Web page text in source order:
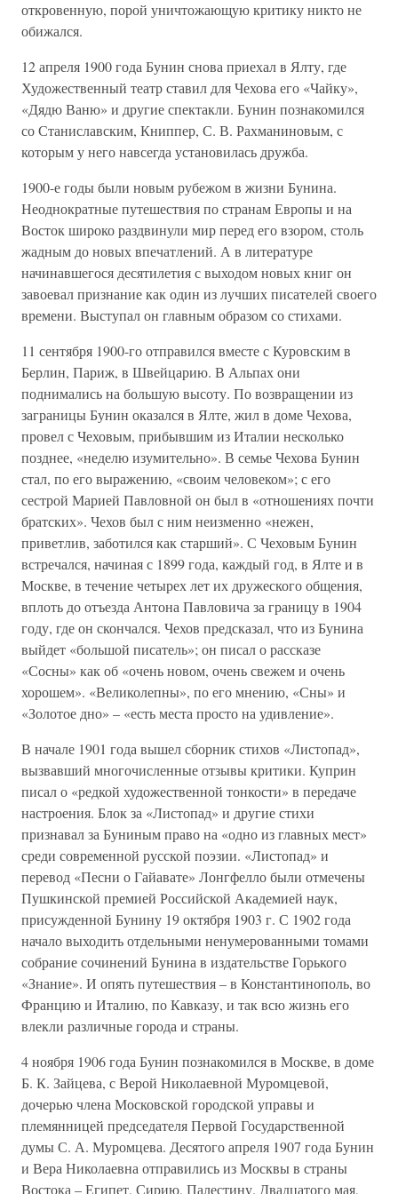
откровенную, порой уничтожающую критику никто не
обижался.
12 апреля 1900 года Бунин снова приехал в Ялту, где
Художественный театр ставил для Чехова его «Чайку»,
«Дядю Ваню» и другие спектакли. Бунин познакомился
со Станиславским, Книппер, С. В. Рахманиновым, с
которым у него навсегда установилась дружба.
1900-е годы были новым рубежом в жизни Бунина.
Неоднократные путешествия по странам Европы и на
Восток широко раздвинули мир перед его взором, столь
жадным до новых впечатлений. А в литературе
начинавшегося десятилетия с выходом новых книг он
завоевал признание как один из лучших писателей своего
времени. Выступал он главным образом со стихами.
11 сентября 1900-го отправился вместе с Куровским в
Берлин, Париж, в Швейцарию. В Альпах они
поднимались на большую высоту. По возвращении из
заграницы Бунин оказался в Ялте, жил в доме Чехова,
провел с Чеховым, прибывшим из Италии несколько
позднее, «неделю изумительно». В семье Чехова Бунин
стал, по его выражению, «своим человеком»; с его
сестрой Марией Павловной он был в «отношениях почти
братских». Чехов был с ним неизменно «нежен,
приветлив, заботился как старший». С Чеховым Бунин
встречался, начиная с 1899 года, каждый год, в Ялте и в
Москве, в течение четырех лет их дружеского общения,
вплоть до отъезда Антона Павловича за границу в 1904
году, где он скончался. Чехов предсказал, что из Бунина
выйдет «большой писатель»; он писал о рассказе
«Сосны» как об «очень новом, очень свежем и очень
хорошем». «Великолепны», по его мнению, «Сны» и
«Золотое дно» – «есть места просто на удивление».
В начале 1901 года вышел сборник стихов «Листопад»,
вызвавший многочисленные отзывы критики. Куприн
писал о «редкой художественной тонкости» в передаче
настроения. Блок за «Листопад» и другие стихи
признавал за Буниным право на «одно из главных мест»
среди современной русской поэзии. «Листопад» и
перевод «Песни о Гайавате» Лонгфелло были отмечены
Пушкинской премией Российской Академией наук,
присужденной Бунину 19 октября 1903 г. С 1902 года
начало выходить отдельными ненумерованными томами
собрание сочинений Бунина в издательстве Горького
«Знание». И опять путешествия – в Константинополь, во
Францию и Италию, по Кавказу, и так всю жизнь его
влекли различные города и страны.
4 ноября 1906 года Бунин познакомился в Москве, в доме
Б. К. Зайцева, с Верой Николаевной Муромцевой,
дочерью члена Московской городской управы и
племянницей председателя Первой Государственной
думы С. А. Муромцева. Десятого апреля 1907 года Бунин
и Вера Николаевна отправились из Москвы в страны
Востока – Египет, Сирию, Палестину. Двадцатого мая,